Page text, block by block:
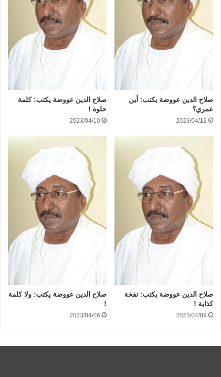
صلاح الدين عووضة يكتب: أين
عمري؟
2023/04/12
صلاح الدين عووضة يكتب: كلمة
حلوة !
2023/04/10
صلاح الدين عووضة يكتب: نفخة
كذابة !
2023/04/09
صلاح الدين عووضة يكتب: ولا كلمة
!
2023/04/06